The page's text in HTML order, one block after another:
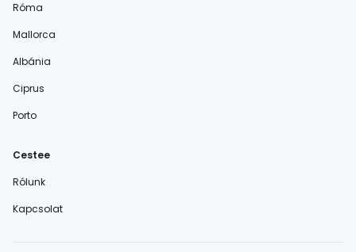
Róma
Mallorca
Albánia
Ciprus
Porto
Cestee
Rólunk
Kapcsolat